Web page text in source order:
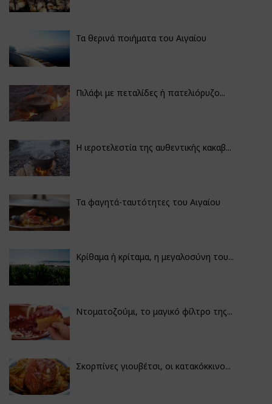
Τα θερινά ποιήματα του Αιγαίου
Πιλάφι με πεταλίδες ή πατελιόρυζο...
Η ιεροτελεστία της αυθεντικής κακαβ...
Τα φαγητά-ταυτότητες του Αιγαίου
Κρίθαμα ή κρίταμα, η μεγαλοσύνη του...
Ντοματοζούμι, το μαγικό φίλτρο της...
Σκορπίνες γιουβέτσι, οι κατακόκκινο...